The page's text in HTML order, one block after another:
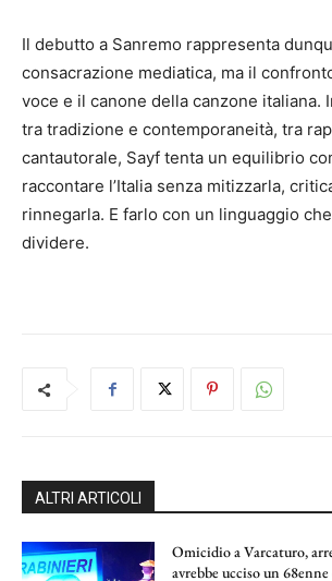
Il debutto a Sanremo rappresenta
consacrazione mediatica, ma il
voce e il canone della canzone italiana.
tra tradizione e contemporaneità, tra
cantautorale, Sayf tenta un equilibrio
raccontare l’Italia senza mitizzarla,
rinnegarla. E farlo con un linguaggio
dividere.
ALTRI ARTICOLI
Omicidio a Varcaturo,
avrebbe ucciso un